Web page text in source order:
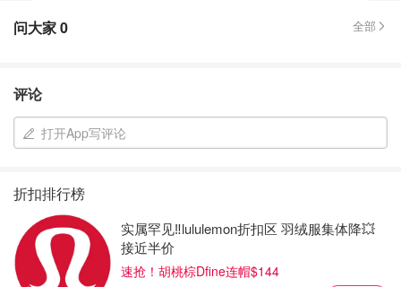
问大家0 全部
评论
打开App写评论
折扣排行榜
实属罕见‼️lululemon折扣区 羽绒服集体降💥
接近半价
速抢！胡桃棕Dfine连帽$144